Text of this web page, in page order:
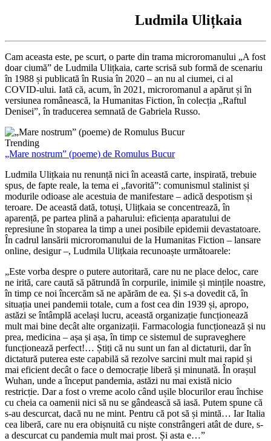
Ludmila Ulițkaia
Cam aceasta este, pe scurt, o parte din trama microromanului „A fost
doar ciumă” de Ludmila Ulițkaia, carte scrisă sub formă de scenariu
în 1988 și publicată în Rusia în 2020 – an nu al ciumei, ci al
COVID-ului. Iată că, acum, în 2021, microromanul a apărut și în
versiunea românească, la Humanitas Fiction, în colecția „Raftul
Denisei”, în traducerea semnată de Gabriela Russo.
Trending
„Mare nostrum” (poeme) de Romulus Bucur
Ludmila Ulițkaia nu renunță nici în această carte, inspirată, trebuie
spus, de fapte reale, la tema ei „favorită”: comunismul stalinist și
modurile odioase ale acestuia de manifestare – adică despotism și
teroare. De această dată, totuși, Ulițkaia se concentrează, în
aparență, pe partea plină a paharului: eficiența aparatului de
represiune în stoparea la timp a unei posibile epidemii devastatoare.
În cadrul lansării microromanului de la Humanitas Fiction – lansare
online, desigur –, Ludmila Ulițkaia recunoaște următoarele:
„Este vorba despre o putere autoritară, care nu ne place deloc, care
ne irită, care caută să pătrundă în corpurile, inimile și mințile noastre,
în timp ce noi încercăm să ne apărăm de ea. Și s-a dovedit că, în
situația unei pandemii totale, cum a fost cea din 1939 și, apropo,
astăzi se întâmplă același lucru, această organizație funcționează
mult mai bine decât alte organizații. Farmacologia funcționează și nu
prea, medicina – așa și așa, în timp ce sistemul de supraveghere
funcționează perfect!… Știți că nu sunt un fan al dictaturii, dar în
dictatură puterea este capabilă să rezolve sarcini mult mai rapid și
mai eficient decât o face o democrație liberă și minunată. În orașul
Wuhan, unde a început pandemia, astăzi nu mai există nicio
restricție. Dar a fost o vreme acolo când ușile blocurilor erau închise
cu cheia ca oamenii nici să nu se gândească să iasă. Putem spune că
s-au descurcat, dacă nu ne mint. Pentru că pot să și mintă… Iar Italia
cea liberă, care nu era obișnuită cu niște constrângeri atât de dure, s-
a descurcat cu pandemia mult mai prost. Și asta e…”